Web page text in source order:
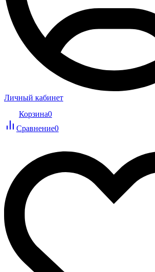
Личный кабинет
Корзина0
Сравнение0